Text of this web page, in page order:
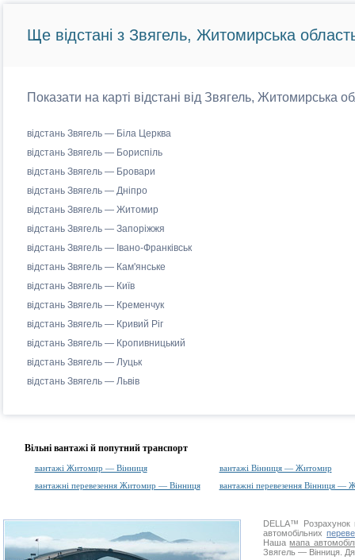
Ще відстані з Звягель, Житомирська
Показати на карті відстані від Звягель, Житомирська
відстань Звягель — Біла Церква
відстань Звягель — Бориспіль
відстань Звягель — Бровари
відстань Звягель — Дніпро
відстань Звягель — Житомир
відстань Звягель — Запоріжжя
відстань Звягель — Івано-Франківськ
відстань Звягель — Кам'янське
відстань Звягель — Київ
відстань Звягель — Кременчук
відстань Звягель — Кривий Ріг
відстань Звягель — Кропивницький
відстань Звягель — Луцьк
відстань Звягель — Львів
Вільні вантажі й попутний транспорт
вантажі Житомир — Вінниця
вантажі Вінниця — Житомир
вантажні перевезення Житомир — Вінниця
вантажні перевезення Вінниця —
DELLA™
Розрахунок
автомобільних
Нашамапа
Звягель — Вінниця.